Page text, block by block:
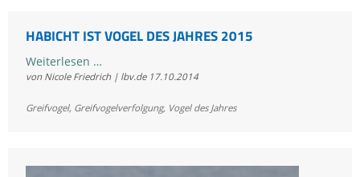
HABICHT IST VOGEL DES JAHRES 2015
Weiterlesen …Habicht
ist
des
von Nicole Friedrich | lbv.de 17.10.2014
Greifvogel, Greifvogelverfolgung, Vogel des Jahres